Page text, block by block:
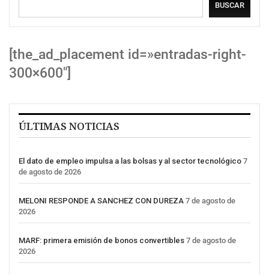
BUSCAR
[the_ad_placement id=»entradas-right-
300×600″]
ÚLTIMAS NOTICIAS
El dato de empleo impulsa a las bolsas y al sector tecnológico 7
de agosto de 2026
MELONI RESPONDE A SANCHEZ CON DUREZA 7 de agosto de
2026
MARF: primera emisión de bonos convertibles 7 de agosto de
2026